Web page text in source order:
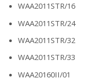
WAA2011STR/16
WAA2011STR/24
WAA2011STR/32
WAA2011STR/33
WAA20160II/01